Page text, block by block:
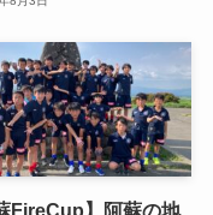
FireCup】阿蘇の地